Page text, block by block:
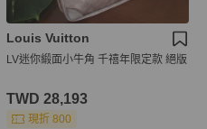
Louis Vuitton
LV迷你緞面小牛角 千禧年限定款 絕版
TWD 28,193
現折 800